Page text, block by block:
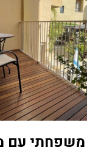
משפחתי